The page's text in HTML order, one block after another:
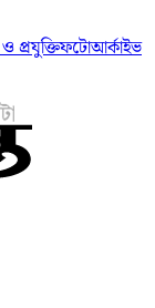
প্রযুক্তিফটোআর্কাইভ